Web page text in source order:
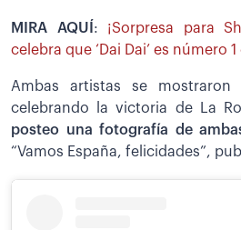
MIRA AQUÍ : ¡Sorpresa para
celebra que ‘Dai Dai’ es número
Ambas artistas se mostraron
celebrando la victoria de La
posteo una fotografía de
“Vamos España, felicidades”,